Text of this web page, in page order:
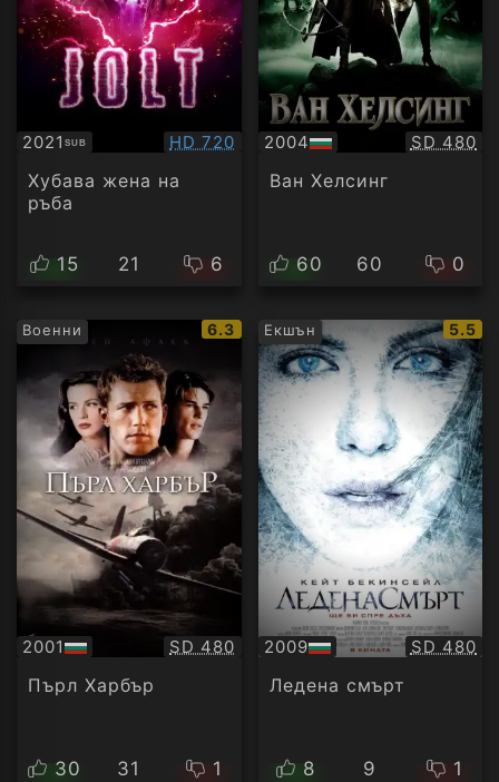
2021SUB
Субтитри Качество:
HD 720
Хубава жена на
ръба
15 21 6
2004
БГ
аудио
SD 480
Ван Хелсинг
60 60 0
Военни
IMDb
рейтинг:
6.3
2001
БГ
аудио
Качество:
SD 480
Пърл Харбър
30 31 1
Екшън
IMDb
5.5
2009
БГ
аудио
SD 480
Ледена смърт
8 9 1